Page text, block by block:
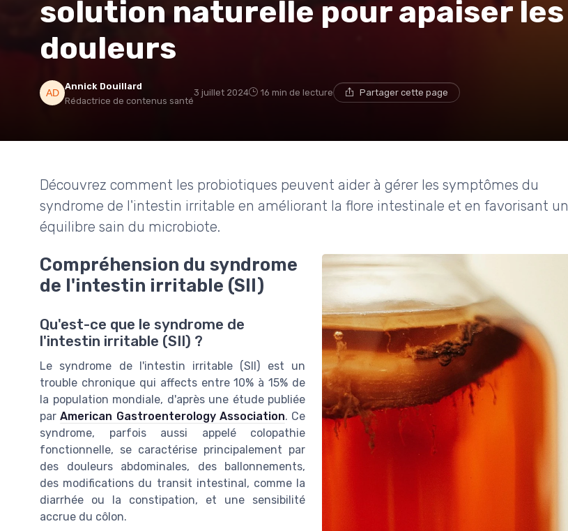
solution naturelle pour apaiser les
douleurs
Annick Douillard
Rédactrice de contenus santé
3 juillet 2024 16 min de lecture Partager cette page
Découvrez comment les probiotiques peuvent aider à gérer les symptômes du
syndrome de l'intestin irritable en améliorant la flore intestinale et en favorisant un
équilibre sain du microbiote.
Compréhension du syndrome
de l'intestin irritable (SII)
Qu'est-ce que le syndrome de
l'intestin irritable (SII) ?
Le syndrome de l'intestin irritable (SII) est un
trouble chronique qui affects entre 10% à 15% de
la population mondiale, d'après une étude publiée
parAmerican Gastroenterology Association. Ce
syndrome, parfois aussi appelé colopathie
fonctionnelle, se caractérise principalement par
des douleurs abdominales, des ballonnements,
des modifications du transit intestinal, comme la
diarrhée ou la constipation, et une sensibilité
accrue du côlon.